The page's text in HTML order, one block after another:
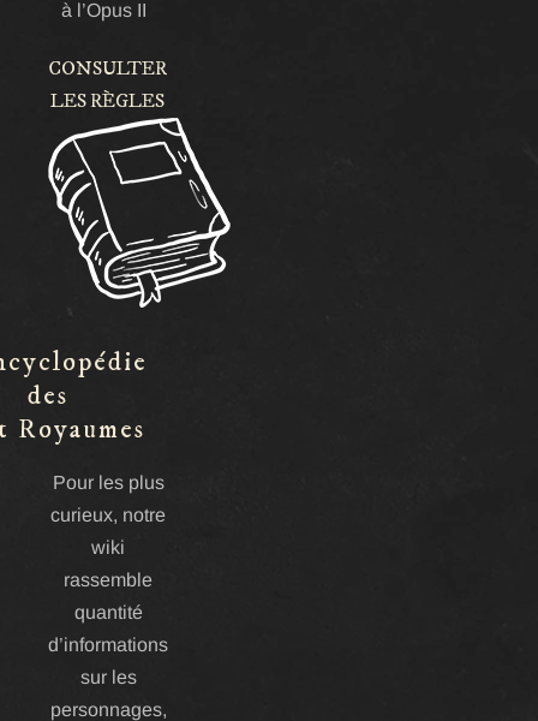
des
Royaumes
Pour les plus
curieux, notre
wiki
rassemble
quantité
d’informations
sur les
personnages,
à l’Opus II
CONSULTER
LES RÈGLES